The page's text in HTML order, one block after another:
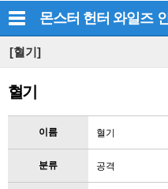
몬스터 헌터 와일즈
[혈기]
혈기
이름 혈기
분류 공격